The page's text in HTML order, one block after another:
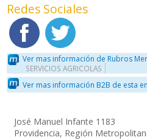
Redes Sociales
Ver mas información de Rubros
SERVICIOS AGRICOLAS
Ver mas información B2B de esta
José Manuel Infante 1183
Providencia, Región